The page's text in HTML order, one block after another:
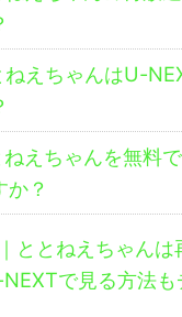
ねえちゃんはU-
ねえちゃんを無料
か？
ととねえちゃんは
で見る方法も